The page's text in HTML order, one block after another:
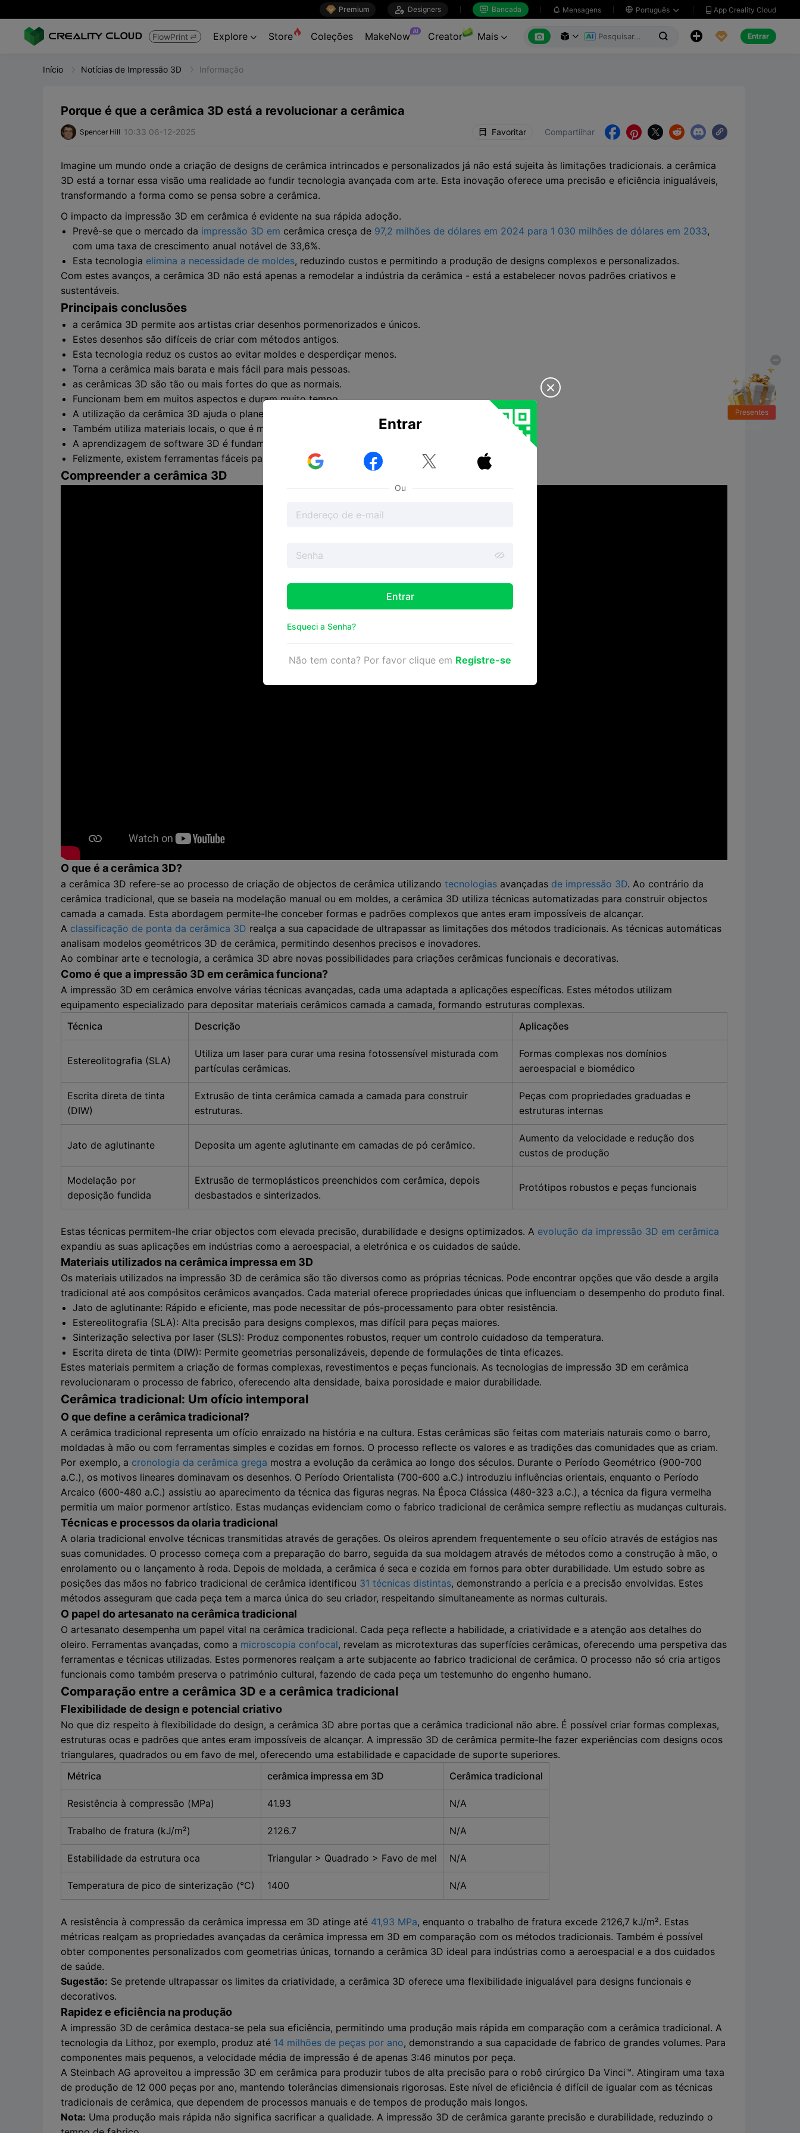
 Premium  Designers  Bancada  Mensagens  Português   App Creality Cloud
FlowPrint  Explore  Store Coleções MakeNow AI Creator Mais        Entrar
Início Notícias de Impressão 3D Informação
Porque é que a cerâmica 3D está a revolucionar a cerâmica
Spencer Hill 10:33 06-12-2025 Favoritar Compartilhar     
Imagine um mundo onde a criação de designs de cerâmica intrincados e personalizados já não está sujeita às limitações tradicionais. a cerâmica
3D está a tornar essa visão uma realidade ao fundir tecnologia avançada com arte. Esta inovação oferece uma precisão e eficiência inigualáveis,
transformando a forma como se pensa sobre a cerâmica.
O impacto da impressão 3D em cerâmica é evidente na sua rápida adoção.
Prevê-se que o mercado da impressão 3D em cerâmica cresça de 97,2 milhões de dólares em 2024 para 1 030 milhões de dólares em 2033,
com uma taxa de crescimento anual notável de 33,6%.
Esta tecnologia elimina a necessidade de moldes, reduzindo custos e permitindo a produção de designs complexos e personalizados.
Com estes avanços, a cerâmica 3D não está apenas a remodelar a indústria da cerâmica - está a estabelecer novos padrões criativos e
sustentáveis.
Principais conclusões
a cerâmica 3D permite aos artistas criar desenhos pormenorizados e únicos.
Estes desenhos são difíceis de criar com métodos antigos.
Esta tecnologia reduz os custos ao evitar moldes e desperdiçar menos.
Torna a cerâmica mais barata e mais fácil para mais pessoas.
as cerâmicas 3D são tão ou mais fortes do que as normais.
Funcionam bem em muitos aspectos e duram muito tempo.
A utilização da cerâmica 3D ajuda o planeta ao poupar energia.
Também utiliza materiais locais, o que é melhor para a natureza.
A aprendizagem de software 3D é fundamental para fazer estas cerâmicas.
Felizmente, existem ferramentas fáceis para os principiantes começarem.
Compreender a cerâmica 3D
O que é a cerâmica 3D?
a cerâmica 3D refere-se ao processo de criação de objectos de cerâmica utilizando tecnologias avançadas de impressão 3D. Ao contrário da
cerâmica tradicional, que se baseia na modelação manual ou em moldes, a cerâmica 3D utiliza técnicas automatizadas para construir objectos
camada a camada. Esta abordagem permite-lhe conceber formas e padrões complexos que antes eram impossíveis de alcançar.
A classificação de ponta da cerâmica 3D realça a sua capacidade de ultrapassar as limitações dos métodos tradicionais. As técnicas automáticas
analisam modelos geométricos 3D de cerâmica, permitindo desenhos precisos e inovadores.
Ao combinar arte e tecnologia, a cerâmica 3D abre novas possibilidades para criações cerâmicas funcionais e decorativas.
Como é que a impressão 3D em cerâmica funciona?
A impressão 3D em cerâmica envolve várias técnicas avançadas, cada uma adaptada a aplicações específicas. Estes métodos utilizam
equipamento especializado para depositar materiais cerâmicos camada a camada, formando estruturas complexas.
Técnica
Descrição Aplicações
Estereolitografia (SLA)
Utiliza um laser para curar uma resina fotossensível misturada com
partículas cerâmicas.
Formas complexas nos domínios
aeroespacial e biomédico
Escrita direta de tinta
(DIW)
Extrusão de tinta cerâmica camada a camada para construir
estruturas.
Peças com propriedades graduadas e
estruturas internas
Jato de aglutinante Deposita um agente aglutinante em camadas de pó cerâmico.
Aumento da velocidade e redução dos
custos de produção
Modelação por
deposição fundida
Extrusão de termoplásticos preenchidos com cerâmica, depois
desbastados e sinterizados.
Protótipos robustos e peças funcionais
Estas técnicas permitem-lhe criar objectos com elevada precisão, durabilidade e designs optimizados. A evolução da impressão 3D em cerâmica
expandiu as suas aplicações em indústrias como a aeroespacial, a eletrónica e os cuidados de saúde.
Materiais utilizados na cerâmica impressa em 3D
Os materiais utilizados na impressão 3D de cerâmica são tão diversos como as próprias técnicas. Pode encontrar opções que vão desde a argila
tradicional até aos compósitos cerâmicos avançados. Cada material oferece propriedades únicas que influenciam o desempenho do produto final.
Jato de aglutinante: Rápido e eficiente, mas pode necessitar de pós-processamento para obter resistência.
Estereolitografia (SLA): Alta precisão para designs complexos, mas difícil para peças maiores.
Sinterização selectiva por laser (SLS): Produz componentes robustos, requer um controlo cuidadoso da temperatura.
Escrita direta de tinta (DIW): Permite geometrias personalizáveis, depende de formulações de tinta eficazes.
Estes materiais permitem a criação de formas complexas, revestimentos e peças funcionais. As tecnologias de impressão 3D em cerâmica
revolucionaram o processo de fabrico, oferecendo alta densidade, baixa porosidade e maior durabilidade.
Cerâmica tradicional: Um ofício intemporal
O que define a cerâmica tradicional?
A cerâmica tradicional representa um ofício enraizado na história e na cultura. Estas cerâmicas são feitas com materiais naturais como o barro,
moldadas à mão ou com ferramentas simples e cozidas em fornos. O processo reflecte os valores e as tradições das comunidades que as criam.
Por exemplo, a cronologia da cerâmica grega mostra a evolução da cerâmica ao longo dos séculos. Durante o Período Geométrico (900-700
a.C.), os motivos lineares dominavam os desenhos. O Período Orientalista (700-600 a.C.) introduziu influências orientais, enquanto o Período
Arcaico (600-480 a.C.) assistiu ao aparecimento da técnica das figuras negras. Na Época Clássica (480-323 a.C.), a técnica da figura vermelha
permitia um maior pormenor artístico. Estas mudanças evidenciam como o fabrico tradicional de cerâmica sempre reflectiu as mudanças culturais.
Técnicas e processos da olaria tradicional
A olaria tradicional envolve técnicas transmitidas através de gerações. Os oleiros aprendem frequentemente o seu ofício através de estágios nas
suas comunidades. O processo começa com a preparação do barro, seguida da sua moldagem através de métodos como a construção à mão, o
enrolamento ou o lançamento à roda. Depois de moldada, a cerâmica é seca e cozida em fornos para obter durabilidade. Um estudo sobre as
posições das mãos no fabrico tradicional de cerâmica identificou 31 técnicas distintas, demonstrando a perícia e a precisão envolvidas. Estes
métodos asseguram que cada peça tem a marca única do seu criador, respeitando simultaneamente as normas culturais.
O papel do artesanato na cerâmica tradicional
O artesanato desempenha um papel vital na cerâmica tradicional. Cada peça reflecte a habilidade, a criatividade e a atenção aos detalhes do
oleiro. Ferramentas avançadas, como a microscopia confocal, revelam as microtexturas das superfícies cerâmicas, oferecendo uma perspetiva das
ferramentas e técnicas utilizadas. Estes pormenores realçam a arte subjacente ao fabrico tradicional de cerâmica. O processo não só cria artigos
funcionais como também preserva o património cultural, fazendo de cada peça um testemunho do engenho humano.
Comparação entre a cerâmica 3D e a cerâmica tradicional
Flexibilidade de design e potencial criativo
No que diz respeito à flexibilidade do design, a cerâmica 3D abre portas que a cerâmica tradicional não abre. É possível criar formas complexas,
estruturas ocas e padrões que antes eram impossíveis de alcançar. A impressão 3D de cerâmica permite-lhe fazer experiências com designs ocos
triangulares, quadrados ou em favo de mel, oferecendo uma estabilidade e capacidade de suporte superiores.
Métrica
cerâmica impressa em 3D Cerâmica tradicional
Resistência à compressão (MPa) 41.93 N/A
Trabalho de fratura (kJ/m²) 2126.7 N/A
Estabilidade da estrutura oca Triangular > Quadrado > Favo de mel N/A
Temperatura de pico de sinterização (°C) 1400 N/A
A resistência à compressão da cerâmica impressa em 3D atinge até 41,93 MPa, enquanto o trabalho de fratura excede 2126,7 kJ/m². Estas
métricas realçam as propriedades avançadas da cerâmica impressa em 3D em comparação com os métodos tradicionais. Também é possível
obter componentes personalizados com geometrias únicas, tornando a cerâmica 3D ideal para indústrias como a aeroespacial e a dos cuidados
de saúde.
Sugestão: Se pretende ultrapassar os limites da criatividade, a cerâmica 3D oferece uma flexibilidade inigualável para designs funcionais e
decorativos.
Rapidez e eficiência na produção
A impressão 3D de cerâmica destaca-se pela sua eficiência, permitindo uma produção mais rápida em comparação com a cerâmica tradicional. A
tecnologia da Lithoz, por exemplo, produz até 14 milhões de peças por ano, demonstrando a sua capacidade de fabrico de grandes volumes. Para
componentes mais pequenos, a velocidade média de impressão é de apenas 3:46 minutos por peça.
A Steinbach AG aproveitou a impressão 3D em cerâmica para produzir tubos de alta precisão para o robô cirúrgico Da Vinci™. Atingiram uma taxa
de produção de 12 000 peças por ano, mantendo tolerâncias dimensionais rigorosas. Este nível de eficiência é difícil de igualar com as técnicas
tradicionais de cerâmica, que dependem de processos manuais e de tempos de produção mais longos.
Nota: Uma produção mais rápida não significa sacrificar a qualidade. A impressão 3D de cerâmica garante precisão e durabilidade, reduzindo o
Presentes

Entrar
  
Ou
Entrar
Esqueci a Senha?
Não tem conta? Por favor clique em Registre-se